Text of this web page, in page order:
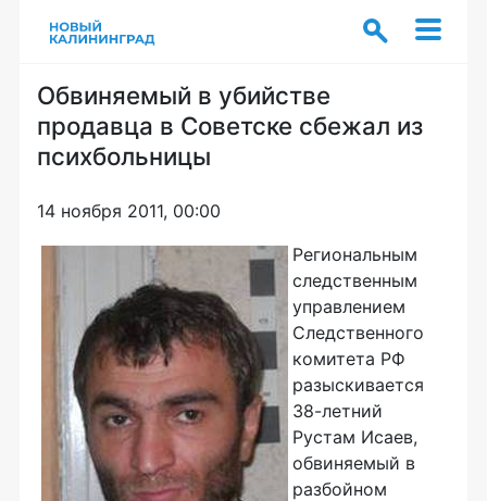
Обвиняемый в убийстве
продавца в Советске сбежал из
психбольницы
14 ноября 2011, 00:00
Региональным
следственным
управлением
Следственного
комитета РФ
разыскивается
38-летний
Рустам Исаев,
обвиняемый в
разбойном